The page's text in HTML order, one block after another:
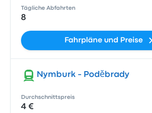
Tägliche Abfahrten
8
Fahrpläne und Preise
Nymburk - Poděbrady
Durchschnittspreis
4 €